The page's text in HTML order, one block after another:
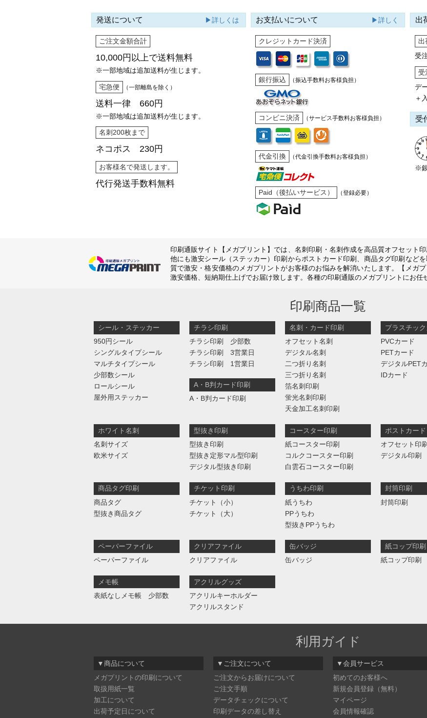
発送について ▶詳しくは
ご注文金額合計
10,000円以上で送料無料
※一部地域は追加送料が生じます。
宅急便 （一部離島を除く）
送料一律 660円
※一部地域は追加送料が生じます。
名刺200枚まで
ネコポス 230円
お客様名で発送します。
代行発送手数料無料
お支払いについて ▶詳しく
クレジットカード決済
銀行振込 （振込手数料お客様負担）
コンビニ決済 （サービス手数料お客様負担）
代金引換 （代金引換手数料お客様負担）
Paid（後払いサービス） （登録必要）
出
出
受
受
デ
＋
受
※
印刷通販サイト【メガプリント】では、名刺印刷・名刺作成を高品質オフセット
他にも激安シール（ステッカー）印刷からポストカード印刷、商品タグ印刷など
質で激安・格安価格のメガプリントがお客様のお悩みを解消いたします。【メガ
激安価格、短納期仕上げでお届け致します。各種の印刷通販のメガプリントにお任
印刷商品一覧
シール・ステッカー
950円シール
シングルタイプシール
マルチタイプシール
少部数シール
ロールシール
屋外用ステッカー
チラシ印刷
チラシ印刷 少部数
チラシ印刷 3営業日
チラシ印刷 1営業日
A・B判カード印刷
A・B判カード印刷
名刺・カード印刷
オフセット名刺
デジタル名刺
二つ折り名刺
三つ折り名刺
箔名刺印刷
蛍光名刺印刷
天金加工名刺印刷
プラスチッ
PVCカード
PETカード
デジタルPET
IDカード
ホワイト名刺
名刺サイズ
欧米サイズ
型抜き印刷
型抜き印刷
型抜き定形マル型印刷
デジタル型抜き印刷
コースター印刷
紙コースター印刷
コルクコースター印刷
白雲石コースター印刷
ポストカー
オフセット印刷
デジタル印刷
商品タグ印刷
商品タグ
型抜き商品タグ
チケット印刷
チケット（小）
チケット（大）
うちわ印刷
紙うちわ
PPうちわ
型抜きPPうちわ
封筒印刷
封筒印刷
ペーパーファイル
ペーパーファイル
クリアファイル
クリアファイル
缶バッジ
缶バッジ
紙コップ印刷
紙コップ印刷
メモ帳
表紙なしメモ帳 少部数
アクリルグッズ
アクリルキーホルダー
アクリルスタンド
利用ガイド
▼商品について
メガプリントの印刷について
取扱用紙一覧
加工について
出荷予定日について
▼ご注文について
ご注文からお届けについて
ご注文手順
データチェックについて
印刷データの差し替え
▼会員サービス
初めてのお客様へ
新規会員登録（無料）
マイページ
会員情報確認